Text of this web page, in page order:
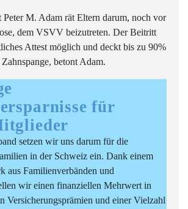
M. Adam rät Eltern darum, noch vor
dem VSVV beizutreten. Der Beitritt
Attest möglich und deckt bis zu 90%
betont Adam.
für
setzen wir uns darum für die
in der Schweiz ein. Dank einem
aus Familienverbänden und
wir einen finanziellen Mehrwert in
Versicherungsprämien und einer Vielzahl